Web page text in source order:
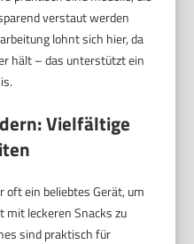
verstaut werden
lohnt sich hier, da
hält – das unterstützt ein
Vielfältige
oft ein beliebtes Gerät, um
mit leckeren Snacks zu
sind praktisch für